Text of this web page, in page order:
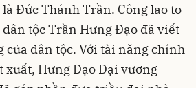
Đức Thánh Trần. Công lao to
tộc Trần Hưng Đạo đã viết
của dân tộc. Với tài năng chính
xuất, Hưng Đạo Đại vương